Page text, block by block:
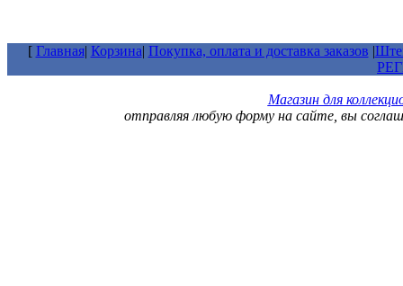
[ Главная| Корзина| Покупка, оплата и доставка заказов |
Магазин для
отправляя любую форму на сайте, вы